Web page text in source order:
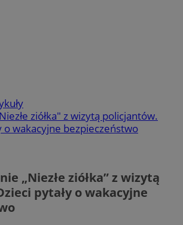
ziółka" z wizytą policjantów.
o wakacyjne bezpieczeństwo
„Niezłe ziółka” z wizytą
pytały o wakacyjne